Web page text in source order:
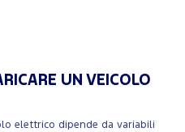
UN VEICOLO
elettrico dipende da variabili